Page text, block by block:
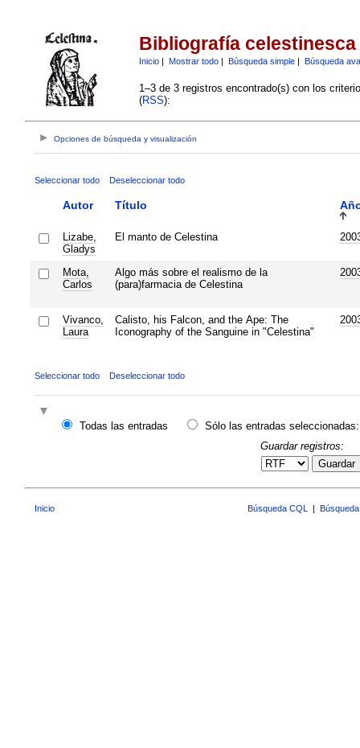
Bibliografía celestinesca
Inicio| Mostrar todo| Búsqueda simple| Búsqueda
1–3 de 3 registros encontrado(s) con los
(RSS):
Opciones de búsqueda y visualización
Seleccionar todo Deseleccionar todo
Autor Título
Lizabe,
Gladys
El manto de Celestina
Mota,
Carlos
Algo más sobre el realismo de la
(para)farmacia de Celestina
Vivanco,
Laura
Calisto, his Falcon, and the Ape: The
Iconography of the Sanguine in "Celestina"
Seleccionar todo Deseleccionar todo
Todas las entradas
Sólo las entradas seleccionadas:
Guardar registros:
Guardar
Inicio Búsqueda CQL